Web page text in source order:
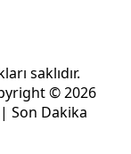
saklıdır.
© 2026
Son Dakika